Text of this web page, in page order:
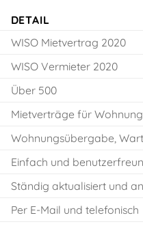
DETAIL
WISO Mietvertrag 2020
WISO Vermieter 2020
Über 500
Mietverträge für
Wohnungsübergabe,
Einfach und
Ständig aktualisiert und
Per E-Mail und telefonisch